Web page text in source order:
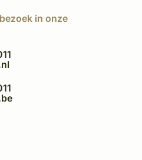
in onze